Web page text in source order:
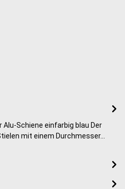
Schiene einfarbig blau Der
mit einem Durchmesser…